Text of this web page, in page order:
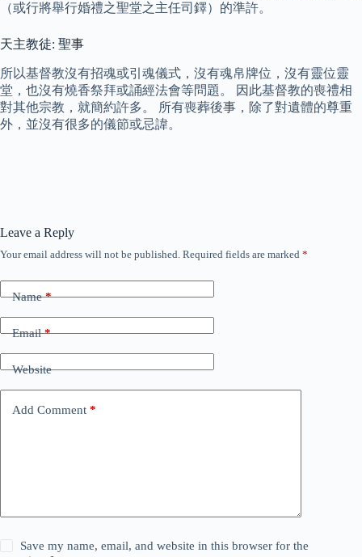
（或行將舉行婚禮之聖堂之主任司鐸）的準許。
天主教徒: 聖事
所以基督教沒有招魂或引魂儀式，沒有魂帛牌位，沒有靈位靈
堂，也沒有燒香祭拜或誦經法會等問題。 因此基督教的喪禮相
對其他宗教，就簡約許多。 所有喪葬後事，除了對遺體的尊重
外，並沒有很多的儀節或忌諱。
Leave a Reply
Your email address will not be published. Required fields are marked *
Name*
Email*
Website
Add Comment *
Save my name, email, and website in this browser for the